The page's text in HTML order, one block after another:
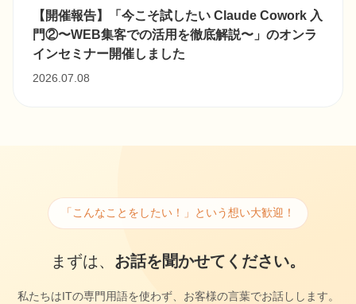
【開催報告】「今こそ試したい Claude Cowork 入
門②〜WEB集客での活用を徹底解説〜」のオンラ
インセミナー開催しました
2026.07.08
「こんなことをしたい！」という想い大歓迎！
まずは、 お話を聞かせてください。
私たちはITの専門用語を使わず、お客様の言葉でお話しします。